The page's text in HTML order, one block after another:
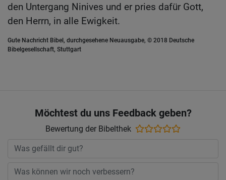
den Untergang Ninives und er pries dafür Gott,
den Herrn, in alle Ewigkeit.
Gute Nachricht Bibel, durchgesehene Neuausgabe, © 2018 Deutsche
Bibelgesellschaft, Stuttgart
Möchtest du uns Feedback geben?
Bewertung der Bibelthek